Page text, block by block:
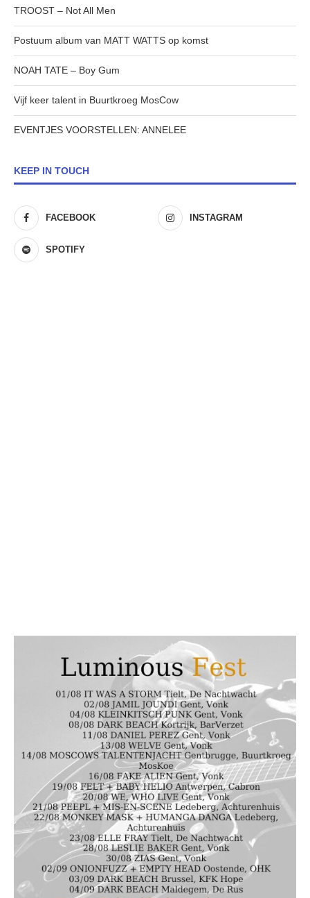
TROOST – Not All Men
Postuum album van MATT WATTS op komst
NOAH TATE – Boy Gum
Vijf keer talent in Buurtkroeg MosCow
EVENTJES VOORSTELLEN: ANNELEE
KEEP IN TOUCH
FACEBOOK INSTAGRAM
SPOTIFY